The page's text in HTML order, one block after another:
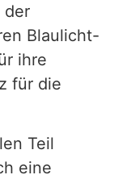
der
Blaulicht-
ihre
für die
Teil
eine